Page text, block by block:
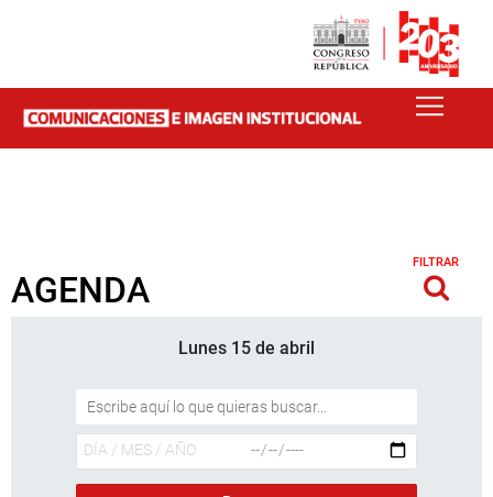
AGENDA
FILTRAR
Lunes 15 de abril